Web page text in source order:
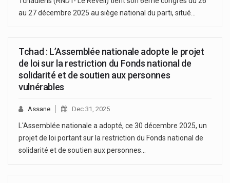
au 27 décembre 2025 au siège national du parti, situé…
Tchad : L’Assemblée nationale adopte le projet
de loi sur la restriction du Fonds national de
solidarité et de soutien aux personnes
vulnérables
Assane Dec 31, 2025
L'Assemblée nationale a adopté, ce 30 décembre 2025, un
projet de loi portant sur la restriction du Fonds national de
solidarité et de soutien aux personnes…